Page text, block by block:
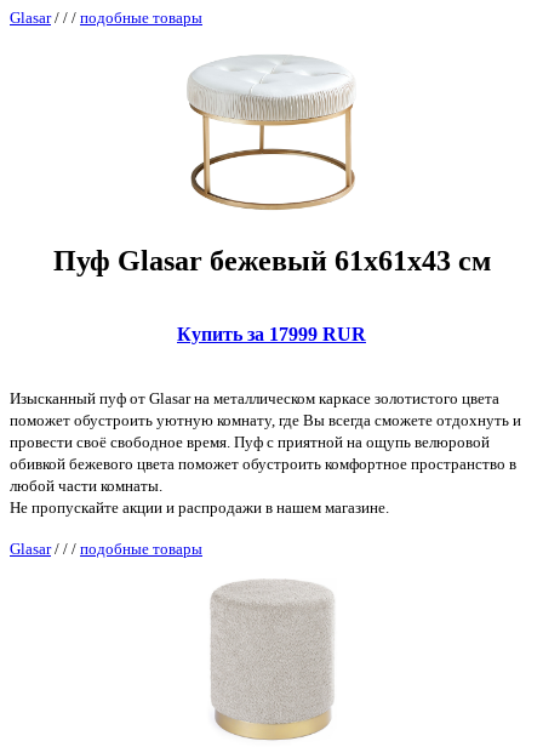
Glasar/ / / подобные товары
Пуф Glasar бежевый 61х61х43 см
Купить за 17999 RUR
Изысканный пуф от Glasar на металлическом каркасе золотистого цвета
поможет обустроить уютную комнату, где Вы всегда сможете отдохнуть и
провести своё свободное время. Пуф с приятной на ощупь велюровой
обивкой бежевого цвета поможет обустроить комфортное пространство в
любой части комнаты.
Не пропускайте акции и распродажи в нашем магазине.
Glasar/ / / подобные товары